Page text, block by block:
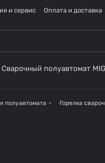
и сервис Оплата и доставка
Сварочный полуавтомат MIG
полуавтомата Горелка